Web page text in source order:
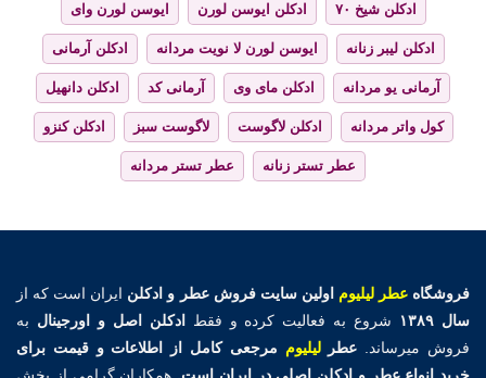
ادکلن شیخ ۷۰ ادکلن ایوسن لورن ایوسن لورن وای
ادکلن لیبر زنانه ایوسن لورن لا نویت مردانه ادکلن آرمانی
آرمانی یو مردانه ادکلن مای وی آرمانی کد ادکلن دانهیل
کول واتر مردانه ادکلن لاگوست لاگوست سبز ادکلن کنزو
عطر تستر زنانه عطر تستر مردانه
فروشگاهعطر لیلیوم اولین سایت فروش عطر و ادکلن ایران است که از
سال ۱۳۸۹
شروع به فعالیت کرده و فقط ادکلن اصل و اورجینال به
فروش میرساند. عطرلیلیوم مرجعی کامل از اطلاعات و قیمت برای